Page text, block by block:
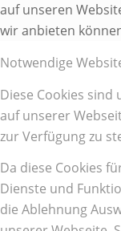
auf unseren
wir anbieten
Notwendige
Diese Cookies
auf unserer
zur Verfügung zu
Da diese Cookies
Dienste und
die Ablehnung